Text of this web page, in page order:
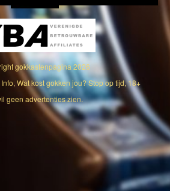
gokkastenpagina2026
Wat kost gokken jou? Stop op tijd, 18+
geen advertenties zien.